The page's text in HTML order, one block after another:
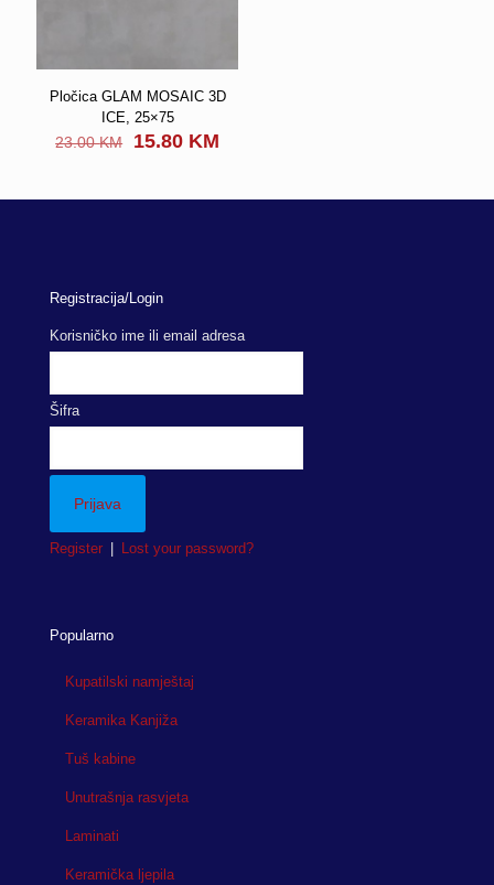
Pločica GLAM MOSAIC 3D
ICE, 25×75
23.00KM
Original
23.00 KM.
15.80 KM
15.80 KM.
Registracija/Login
Korisničko ime ili email adresa
Šifra
Register Lost your password?
Popularno
Kupatilski namještaj
Keramika Kanjiža
Tuš kabine
Unutrašnja rasvjeta
Laminati
Keramička ljepila